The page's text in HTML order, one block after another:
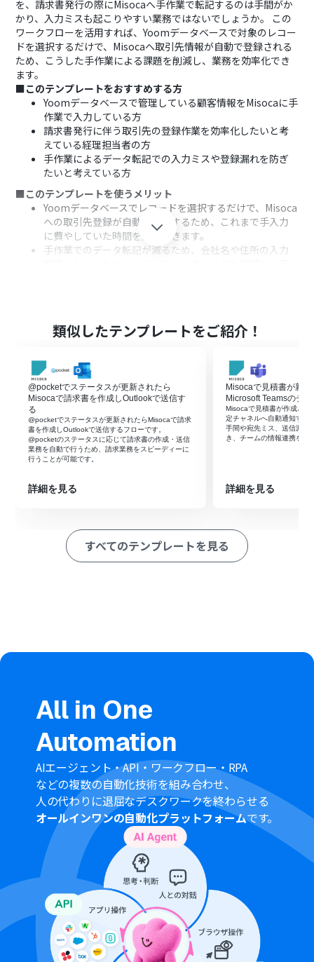
を、請求書発行の際にMisocaへ手作業で転記するのは手間がか
かり、入力ミスも起こりやすい業務ではないでしょうか。 この
ワークフローを活用すれば、Yoomデータベースで対象のレコー
ドを選択するだけで、Misocaへ取引先情報が自動で登録される
ため、こうした手作業による課題を削減し、業務を効率化でき
ます。
■このテンプレートをおすすめする方
Yoomデータベースで管理している顧客情報をMisocaに手
作業で入力している方
請求書発行に伴う取引先の登録作業を効率化したいと考
えている経理担当者の方
手作業によるデータ転記での入力ミスや登録漏れを防ぎ
たいと考えている方
■このテンプレートを使うメリット
Yoomデータベースでレコードを選択するだけで、Misoca
への取引先登録が自動で完了するため、これまで手入力
に費やしていた時間を短縮できます。
手作業でのデータ転記が減るため、会社名や住所の入力
次に、トリガーでYoomデータベーストリガーを選択し、
「データベースから対象のレコードを選択する」アクショ
次に、オペレーションでMisocaの「取引先を作成」アク
ションを設定し、Yoomデータベースから取得した情報を
紐付けます。
最後に、オペレーションでMisocaの「送り先を作成」ア
クションを設定し、同様に情報を紐付けます。
※「トリガー」：フロー起動のきっかけとなるアクション、「オ
ペレーション」：トリガー起動後、フロー内で処理を行うアク
■このワークフローのカスタムポイント
Misocaに連携する際、Yoomデータベースのどの項目（会
社名、住所、電話番号など）をMisocaのどの項目に登録
するかを任意で設定できます。
類似したテンプレートをご紹介！
@pocketでステータスが更新されたら
Misocaで請求書を作成しOutlookで送信す
る
@pocketでステータスが更新されたらMisocaで請求
書を作成しOutlookで送信するフローです。
@pocketのステータスに応じて請求書の作成・送信
業務を自動で行うため、請求業務をスピーディーに
行うことが可能です。‍
詳細を見る
Misocaで見積書が新
Microsoft Teamsのチ
Misocaで見積書が作成さ
定チャネルへ自動通知する
手間や宛先ミス、送信漏れ
き、チームの情報連携をス
詳細を見る
すべてのテンプレートを見る
All in One
Automation
AIエージェント・API・ワークフロー・RPA
などの複数の自動化技術を組み合わせ、
人の代わりに退屈なデスクワークを終わらせる
オールインワンの自動化プラットフォームです。